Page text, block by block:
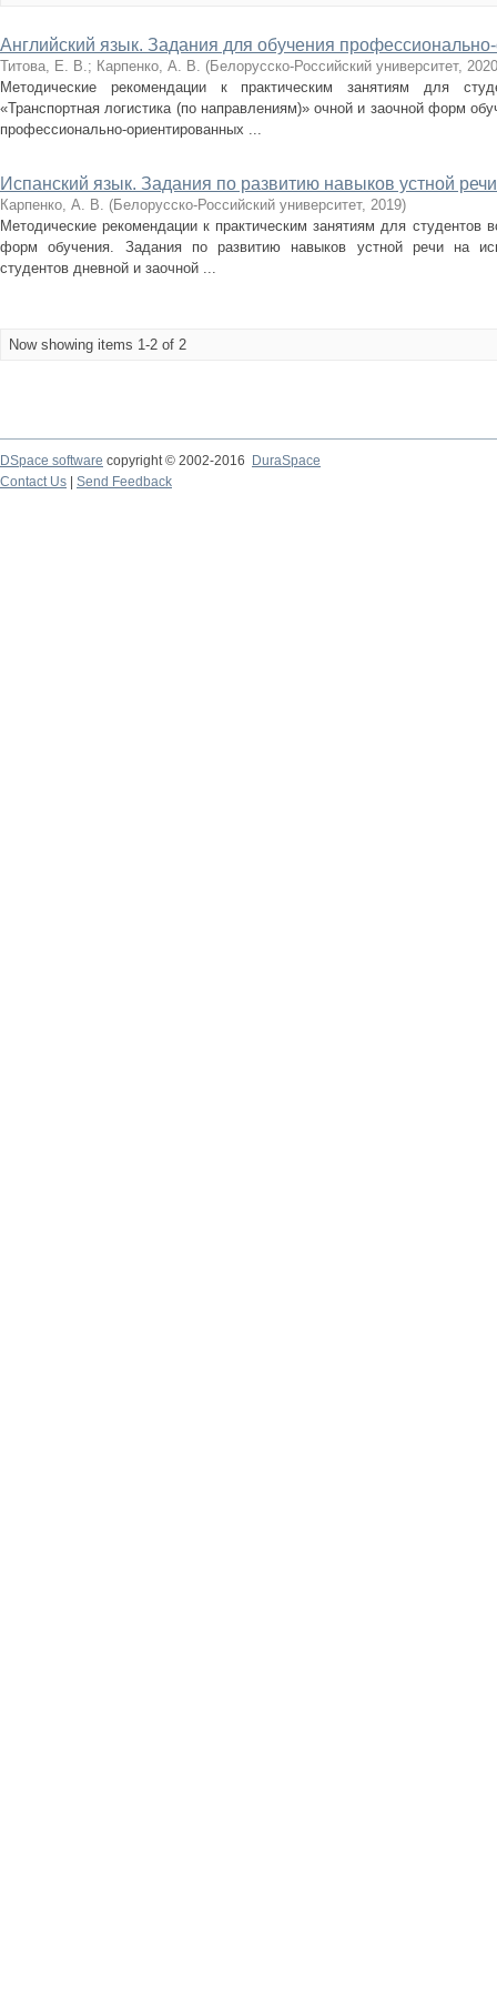
Английский язык. Задания для обучения
Титова, Е. В.; Карпенко, А. В. (Белорусско-Российский университет, 2020
Методические рекомендации к практическим занятиям для
«Транспортная логистика (по направлениям)» очной и заочной форм
профессионально-ориентированных ...
Испанский язык. Задания по развитию навыков устной речи
Карпенко, А. В. (Белорусско-Российский университет, 2019)
Методические рекомендации к практическим занятиям для студентов
форм обучения. Задания по развитию навыков устной речи на
студентов дневной и заочной ...
Now showing items 1-2 of 2
DSpace software copyright © 2002-2016
DuraSpace
Contact Us
Send Feedback